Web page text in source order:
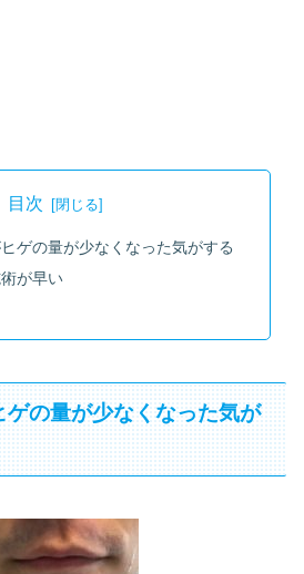
目次
ゲの量が少なくなった気がする
が早い
ゲの量が少なくなった気が